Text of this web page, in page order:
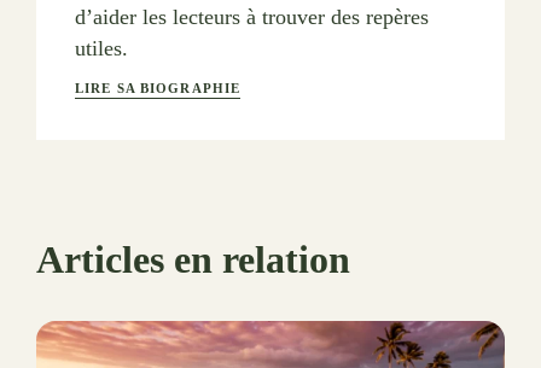
d’aider les lecteurs à trouver des repères
utiles.
LIRE SA BIOGRAPHIE
Articles en relation